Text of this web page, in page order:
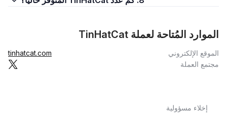
الموارد المُتاحة لعملة TinHatCat
الموقع الإلكتروني
tinhatcat.com
مجتمع العملة
إخلاء مسؤولية